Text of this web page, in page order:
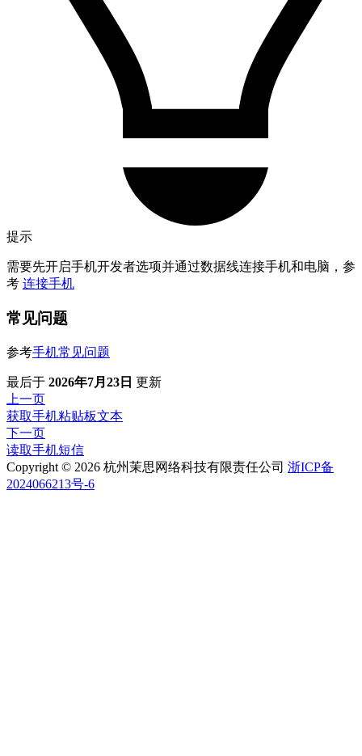
提示
需要先开启手机开发者选项并通过数据线连接手机和电脑，参
考 连接手机
常见问题
参考手机常见问题
最后于 2026年7月23日 更新
上一页
获取手机粘贴板文本
下一页
读取手机短信
Copyright © 2026 杭州茉思网络科技有限责任公司 浙ICP备
2024066213号-6